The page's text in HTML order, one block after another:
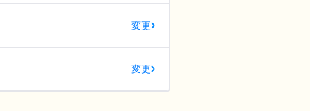
変更
変更